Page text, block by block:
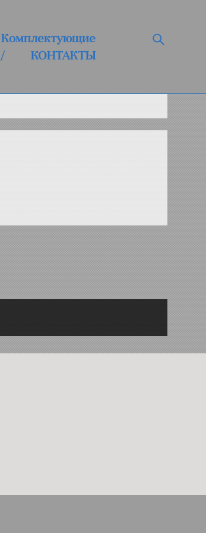
Комплектующие
/
КОНТАКТЫ